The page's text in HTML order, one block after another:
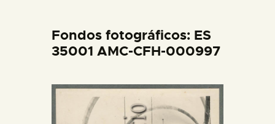
DIDÁCTICA
PREPARAR LA VISITA
Fondos fotográficos: ES
35001 AMC-CFH-000997